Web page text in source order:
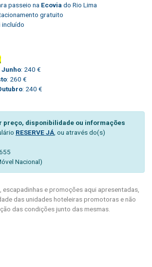
passeio na Ecovia do Rio Lima
gratuito
incluído
Junho: 240 €
: 260 €
: 240 €
preço, disponibilidade ou informações
RESERVE JÁ , ou através do(s)
Nacional)
escapadinhas e promoções aqui apresentadas,
das unidades hoteleiras promotoras e não
das condições junto das mesmas.